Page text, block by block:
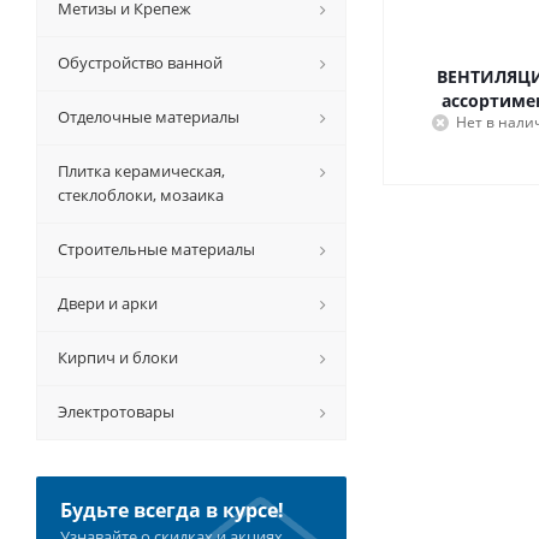
Нет в
Метизы и Крепеж
Обустройство ванной
Отделочные материалы
Плитка керамическая,
стеклоблоки, мозаика
Строительные материалы
Двери и арки
Кирпич и блоки
Электротовары
Будьте всегда в курсе!